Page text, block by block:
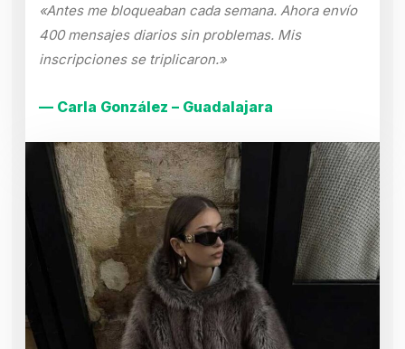
«Antes me bloqueaban cada semana. Ahora envío
400 mensajes diarios sin problemas. Mis
inscripciones se triplicaron.»
— Carla González – Guadalajara